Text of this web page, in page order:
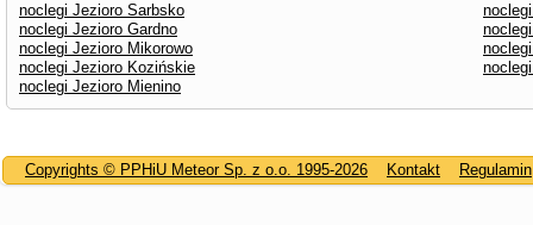
noclegi Jezioro Sarbsko
noclegi Jezioro Gardno
noclegi Jezioro Mikorowo
noclegi Jezioro Kozińskie
noclegi Jezioro Mienino
Copyrights © PPHiU Meteor Sp. z o.o. 1995-2026 Kontakt Regulamin